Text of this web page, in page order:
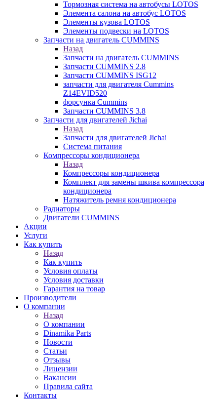
Тормозная система на автобусы LOTOS
Элемента салона на автобус LOTOS
Элементы кузова LOTOS
Элементы подвески на LOTOS
Запчасти на двигатель CUMMINS
Назад
Запчасти на двигатель CUMMINS
Запчасти CUMMINS 2.8
Запчасти CUMMINS ISG12
запчасти для двигателя Cummins
Z14EVID520
форсунка Cummins
Запчасти CUMMINS 3.8
Запчасти для двигателей Jichai
Назад
Запчасти для двигателей Jichai
Система питания
Компрессоры кондиционера
Назад
Компрессоры кондиционера
Комплект для замены шкива компрессора
кондиционера
Натяжитель ремня кондиционера
Радиаторы
Двигатели CUMMINS
Акции
Услуги
Как купить
Назад
Как купить
Условия оплаты
Условия доставки
Гарантия на товар
Производители
О компании
Назад
О компании
Dinamika Parts
Новости
Статьи
Отзывы
Лицензии
Вакансии
Правила сайта
Контакты